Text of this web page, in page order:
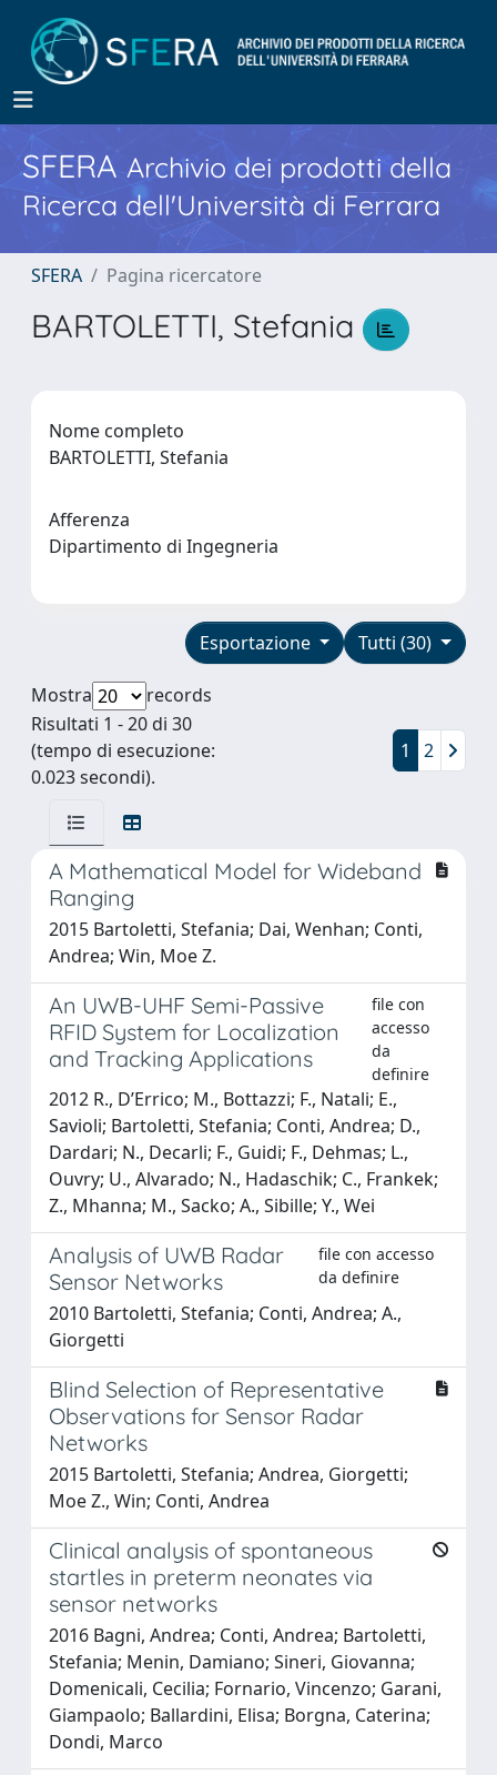
SFERA Archivio dei prodotti della
Ricerca dell'Università di Ferrara
SFERA Pagina ricercatore
BARTOLETTI, Stefania
Nome completo
BARTOLETTI, Stefania
Afferenza
Dipartimento di Ingegneria
Tutti (30)
Esportazione
Mostra
records
Risultati 1 - 20 di 30
(tempo di esecuzione:
0.023 secondi).
1 2
A Mathematical Model for Wideband
Ranging
2015 Bartoletti, Stefania; Dai, Wenhan; Conti,
Andrea; Win, Moe Z.
An UWB-UHF Semi-Passive
RFID System for Localization
and Tracking Applications
file con
accesso
da
definire
2012 R., D’Errico; M., Bottazzi; F., Natali; E.,
Savioli; Bartoletti, Stefania; Conti, Andrea; D.,
Dardari; N., Decarli; F., Guidi; F., Dehmas; L.,
Ouvry; U., Alvarado; N., Hadaschik; C., Frankek;
Z., Mhanna; M., Sacko; A., Sibille; Y., Wei
Analysis of UWB Radar
Sensor Networks
file con accesso
da definire
2010 Bartoletti, Stefania; Conti, Andrea; A.,
Giorgetti
Blind Selection of Representative
Observations for Sensor Radar
Networks
2015 Bartoletti, Stefania; Andrea, Giorgetti;
Moe Z., Win; Conti, Andrea
Clinical analysis of spontaneous
startles in preterm neonates via
sensor networks
2016 Bagni, Andrea; Conti, Andrea; Bartoletti,
Stefania; Menin, Damiano; Sineri, Giovanna;
Domenicali, Cecilia; Fornario, Vincenzo; Garani,
Giampaolo; Ballardini, Elisa; Borgna, Caterina;
Dondi, Marco